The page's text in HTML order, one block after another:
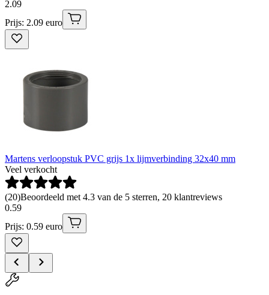
2.09
Prijs: 2.09 euro
Martens verloopstuk PVC grijs 1x lijmverbinding 32x40 mm
Veel verkocht
(20)Beoordeeld met 4.3 van de 5 sterren, 20 klantreviews
0.59
Prijs: 0.59 euro